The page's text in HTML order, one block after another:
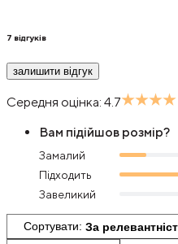
7 відгуків
залишити відгук
Середня оцінка: 4.7
Вам підійшов розмір?
Замалий
Підходить
Завеликий
Сортувати За